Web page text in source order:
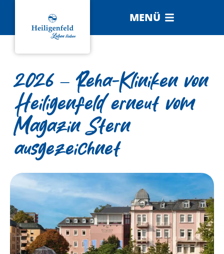
MENÜ
2026 – Reha-Kliniken von
Heiligenfeld erneut vom
Magazin Stern
ausgezeichnet